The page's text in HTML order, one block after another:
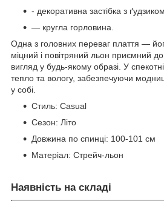
- декоративна застібка з
— кругла горловина.
Одна з головних переваг плаття —
міцний і повітряний льон приємний
вигляд у будь-якому образі. У
тепло та вологу, забезпечуючи
у собі.
Стиль: Casual
Сезон: Літо
Довжина по спинці: 100-101 см
Матеріал: Стрейч-льон
Наявність на складі